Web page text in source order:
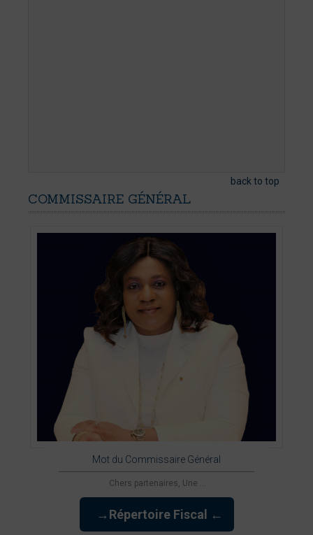
back to top
COMMISSAIRE GÉNÉRAL
Mot du Commissaire Général
Chers partenaires, Une ...
→Répertoire Fiscal ←